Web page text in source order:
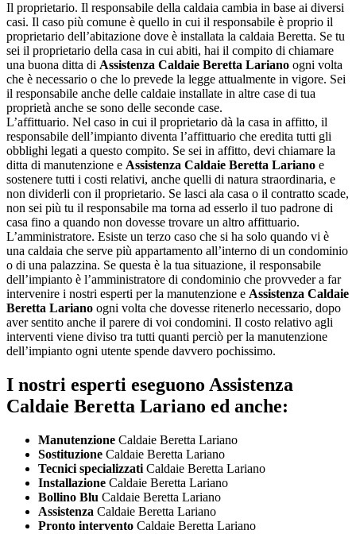
Il proprietario. Il responsabile della caldaia cambia in base ai diversi
casi. Il caso più comune è quello in cui il responsabile è proprio il
proprietario dell’abitazione dove è installata la caldaia Beretta. Se tu
sei il proprietario della casa in cui abiti, hai il compito di chiamare
una buona ditta di Assistenza Caldaie Beretta Lariano ogni volta
che è necessario o che lo prevede la legge attualmente in vigore. Sei
il responsabile anche delle caldaie installate in altre case di tua
proprietà anche se sono delle seconde case.
L’affittuario. Nel caso in cui il proprietario dà la casa in affitto, il
responsabile dell’impianto diventa l’affittuario che eredita tutti gli
obblighi legati a questo compito. Se sei in affitto, devi chiamare la
ditta di manutenzione e Assistenza Caldaie Beretta Lariano e
sostenere tutti i costi relativi, anche quelli di natura straordinaria, e
non dividerli con il proprietario. Se lasci ala casa o il contratto scade,
non sei più tu il responsabile ma torna ad esserlo il tuo padrone di
casa fino a quando non dovesse trovare un altro affittuario.
L’amministratore. Esiste un terzo caso che si ha solo quando vi è
una caldaia che serve più appartamento all’interno di un condominio
o di una palazzina. Se questa è la tua situazione, il responsabile
dell’impianto è l’amministratore di condominio che provveder a far
intervenire i nostri esperti per la manutenzione e Assistenza Caldaie
Beretta Lariano ogni volta che dovesse ritenerlo necessario, dopo
aver sentito anche il parere di voi condomini. Il costo relativo agli
interventi viene diviso tra tutti quanti perciò per la manutenzione
dell’impianto ogni utente spende davvero pochissimo.
I nostri esperti eseguono Assistenza
Caldaie Beretta Lariano ed anche:
Manutenzione Caldaie Beretta Lariano
Sostituzione Caldaie Beretta Lariano
Tecnici specializzati Caldaie Beretta Lariano
Installazione Caldaie Beretta Lariano
Bollino Blu Caldaie Beretta Lariano
Assistenza Caldaie Beretta Lariano
Pronto intervento Caldaie Beretta Lariano